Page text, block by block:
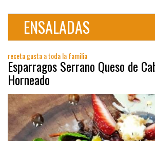
ENSALADAS
receta gusta a toda la familia
Esparragos Serrano Queso de
Horneado